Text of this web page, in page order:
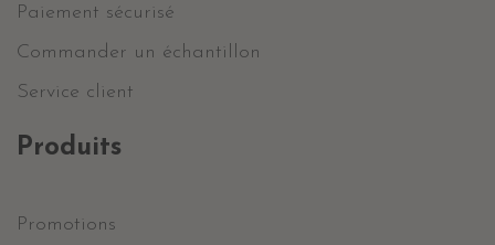
Paiement sécurisé
Commander un échantillon
Service client
Produits
Promotions